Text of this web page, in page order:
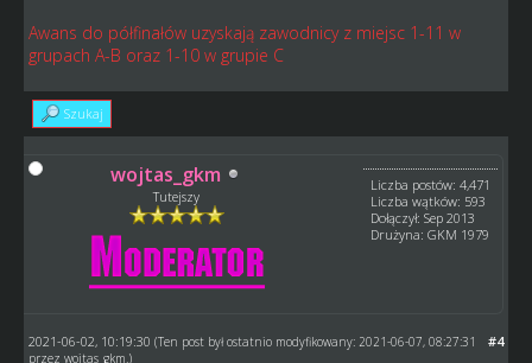
Awans do półfinałów uzyskają zawodnicy z miejsc 1-11 w
grupach A-B oraz 1-10 w grupie C
Szukaj
wojtas_gkm
Tutejszy
Liczba postów: 4,471
Liczba wątków: 593
Dołączył: Sep 2013
Drużyna: GKM 1979
#4
2021-06-02, 10:19:30 (Ten post był ostatnio modyfikowany: 2021-06-07, 08:27:31
przez wojtas_gkm .)